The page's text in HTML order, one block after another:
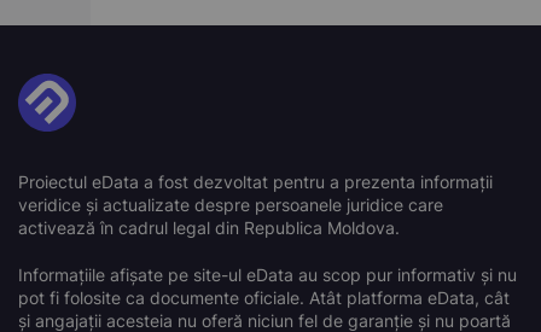
Proiectul eData a fost dezvoltat pentru a prezenta informații
veridice și actualizate despre persoanele juridice care
activează în cadrul legal din Republica Moldova.
Informațiile afișate pe site-ul eData au scop pur informativ și nu
pot fi folosite ca documente oficiale. Atât platforma eData, cât
și angajații acesteia nu oferă niciun fel de garanție și nu poartă